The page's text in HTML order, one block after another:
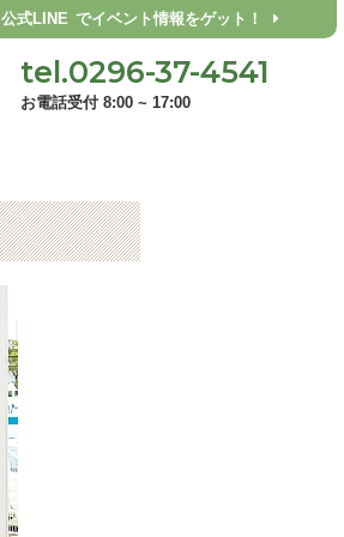
公式LINE でイベント情報をゲット！
tel.0296-37-4541
お電話受付 8:00 ~ 17:00